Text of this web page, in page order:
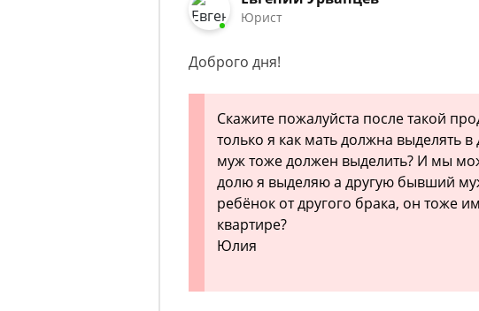
Юрист
Доброго дня!
Скажите пожалуйста после такой
только я как мать должна выделять
муж тоже должен выделить? И мы
долю я выделяю а другую бывший
ребёнок от другого брака, он тоже
квартире?
Юлия